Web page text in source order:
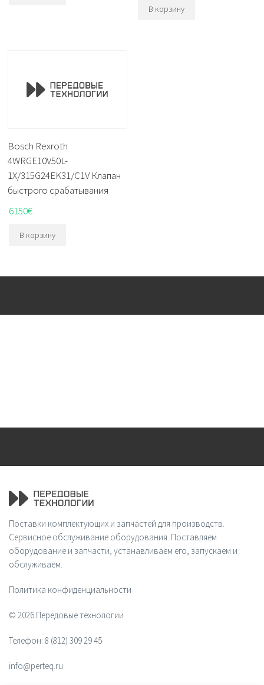
В корзину
Bosch Rexroth
4WRGE10V50L-
1X/315G24EK31/C1V Клапан
быстрого срабатывания
6150€
В корзину
Поставки комплектующих и запчастей для производств.
Сервисное обслуживание оборудования. Поставляем
оборудование и запчасти, устанавливаем его, запускаем и
обслуживаем.
Политика конфиденциальности
© 2026 Передовые технологии
Телефон: 8 (812) 309 29 45
info@perteq.ru